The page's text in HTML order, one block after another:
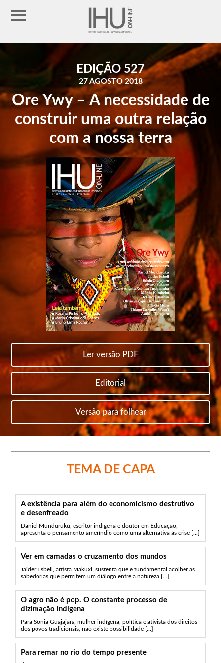
EDIÇÃO 527
27 AGOSTO 2018
Ore Ywy – A necessidade de
construir uma outra relação
com a nossa terra
Ler versão PDF
Editorial
Versão para folhear
TEMA DE CAPA
A existência para além do economicismo destrutivo
e desenfreado
Daniel Munduruku, escritor indígena e doutor em Educação,
apresenta o pensamento ameríndio como uma alternativa às crise [...]
Ver em camadas o cruzamento dos mundos
Jaider Esbell, artista Makuxi, sustenta que é fundamental acolher as
sabedorias que permitem um diálogo entre a natureza [...]
O agro não é pop. O constante processo de
dizimação indígena
Para Sônia Guajajara, mulher indígena, política e ativista dos direitos
dos povos tradicionais, não existe possibilidade [...]
Para remar no rio do tempo presente